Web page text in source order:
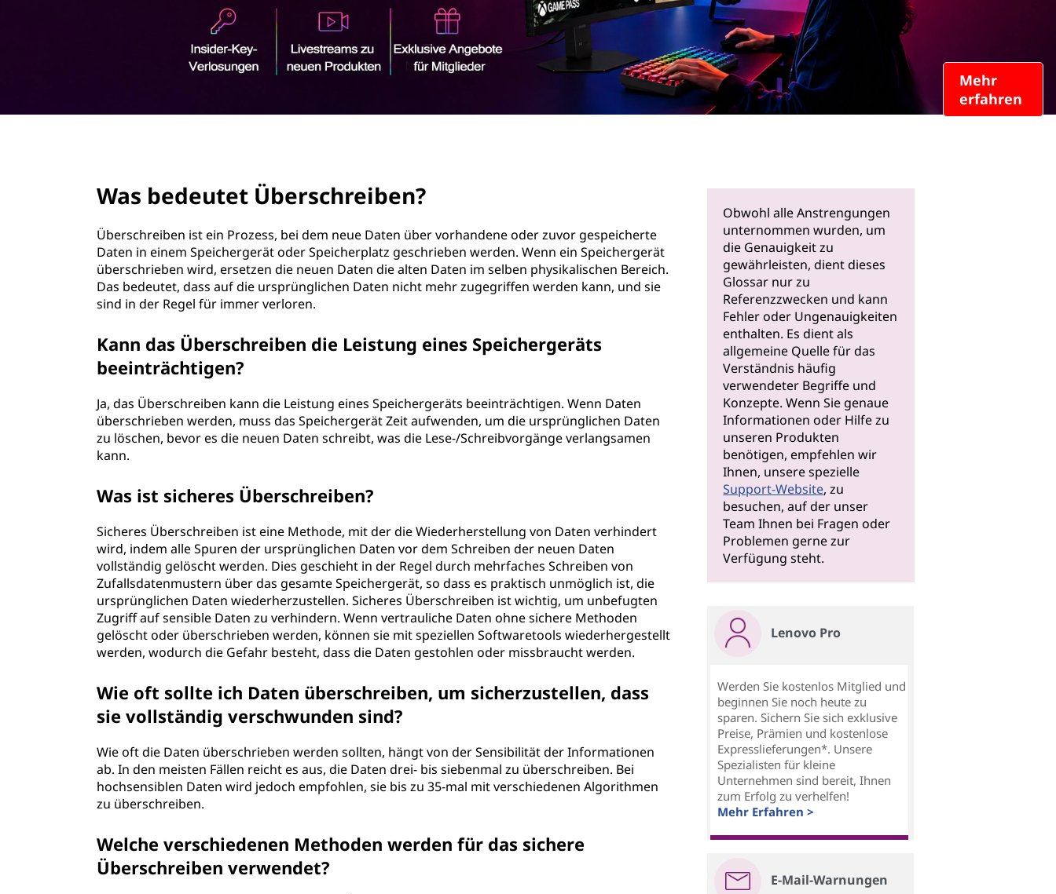
Mehr
erfahren
Was bedeutet Überschreiben?
Überschreiben ist ein Prozess, bei dem neue Daten über vorhandene oder zuvor gespeicherte
Daten in einem Speichergerät oder Speicherplatz geschrieben werden. Wenn ein Speichergerät
überschrieben wird, ersetzen die neuen Daten die alten Daten im selben physikalischen Bereich.
Das bedeutet, dass auf die ursprünglichen Daten nicht mehr zugegriffen werden kann, und sie
sind in der Regel für immer verloren.
Kann das Überschreiben die Leistung eines Speichergeräts
beeinträchtigen?
Ja, das Überschreiben kann die Leistung eines Speichergeräts beeinträchtigen. Wenn Daten
überschrieben werden, muss das Speichergerät Zeit aufwenden, um die ursprünglichen Daten
zu löschen, bevor es die neuen Daten schreibt, was die Lese-/Schreibvorgänge verlangsamen
kann.
Was ist sicheres Überschreiben?
Sicheres Überschreiben ist eine Methode, mit der die Wiederherstellung von Daten verhindert
wird, indem alle Spuren der ursprünglichen Daten vor dem Schreiben der neuen Daten
vollständig gelöscht werden. Dies geschieht in der Regel durch mehrfaches Schreiben von
Zufallsdatenmustern über das gesamte Speichergerät, so dass es praktisch unmöglich ist, die
ursprünglichen Daten wiederherzustellen. Sicheres Überschreiben ist wichtig, um unbefugten
Zugriff auf sensible Daten zu verhindern. Wenn vertrauliche Daten ohne sichere Methoden
gelöscht oder überschrieben werden, können sie mit speziellen Softwaretools wiederhergestellt
werden, wodurch die Gefahr besteht, dass die Daten gestohlen oder missbraucht werden.
Wie oft sollte ich Daten überschreiben, um sicherzustellen, dass
sie vollständig verschwunden sind?
Wie oft die Daten überschrieben werden sollten, hängt von der Sensibilität der Informationen
ab. In den meisten Fällen reicht es aus, die Daten drei- bis siebenmal zu überschreiben. Bei
hochsensiblen Daten wird jedoch empfohlen, sie bis zu 35-mal mit verschiedenen Algorithmen
zu überschreiben.
Welche verschiedenen Methoden werden für das sichere
Überschreiben verwendet?
Obwohl alle Anstrengungen
unternommen wurden, um
die Genauigkeit zu
gewährleisten, dient dieses
Glossar nur zu
Referenzzwecken und kann
Fehler oder Ungenauigkeiten
enthalten. Es dient als
allgemeine Quelle für das
Verständnis häufig
verwendeter Begriffe und
Konzepte. Wenn Sie genaue
Informationen oder Hilfe zu
unseren Produkten
benötigen, empfehlen wir
Ihnen, unsere spezielle
Support-Website, zu
besuchen, auf der unser
Team Ihnen bei Fragen oder
Problemen gerne zur
Verfügung steht.
Lenovo Pro
Werden Sie kostenlos Mitglied und
beginnen Sie noch heute zu
sparen. Sichern Sie sich exklusive
Preise, Prämien und kostenlose
Expresslieferungen*. Unsere
Spezialisten für kleine
Unternehmen sind bereit, Ihnen
zum Erfolg zu verhelfen!
Mehr Erfahren >
E-Mail-Warnungen